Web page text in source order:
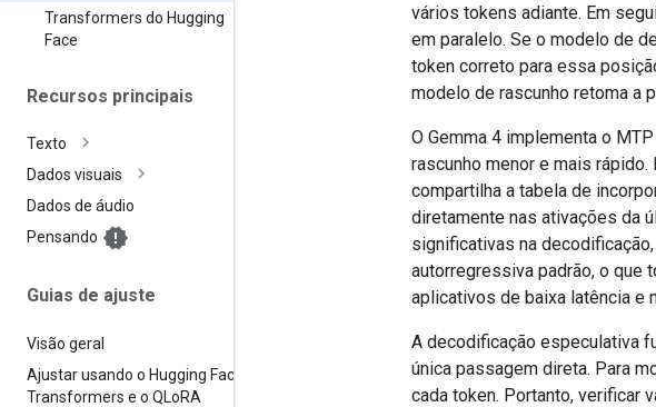
Transformers do Hugging
Face
Recursos principais
Texto
Dados visuais
Dados de áudio
Pensando
Guias de ajuste
Visão geral
Ajustar usando o Hugging Face
Transformers e o QLoRA
vários tokens adiante. Em
em paralelo. Se o modelo de
token correto para essa
modelo de rascunho retoma a
O Gemma 4 implementa o
rascunho menor e mais
compartilha a tabela de
diretamente nas ativações da
significativas na
autorregressiva padrão, o que
aplicativos de baixa latência e
A decodificação especulativa
única passagem direta. Para
cada token. Portanto, verificar